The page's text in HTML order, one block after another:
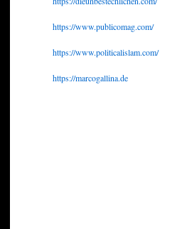
https://www.publicomag.com/
https://www.politicalislam.com/
https://marcogallina.de